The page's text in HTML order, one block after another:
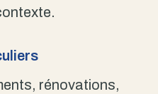
rénovations,